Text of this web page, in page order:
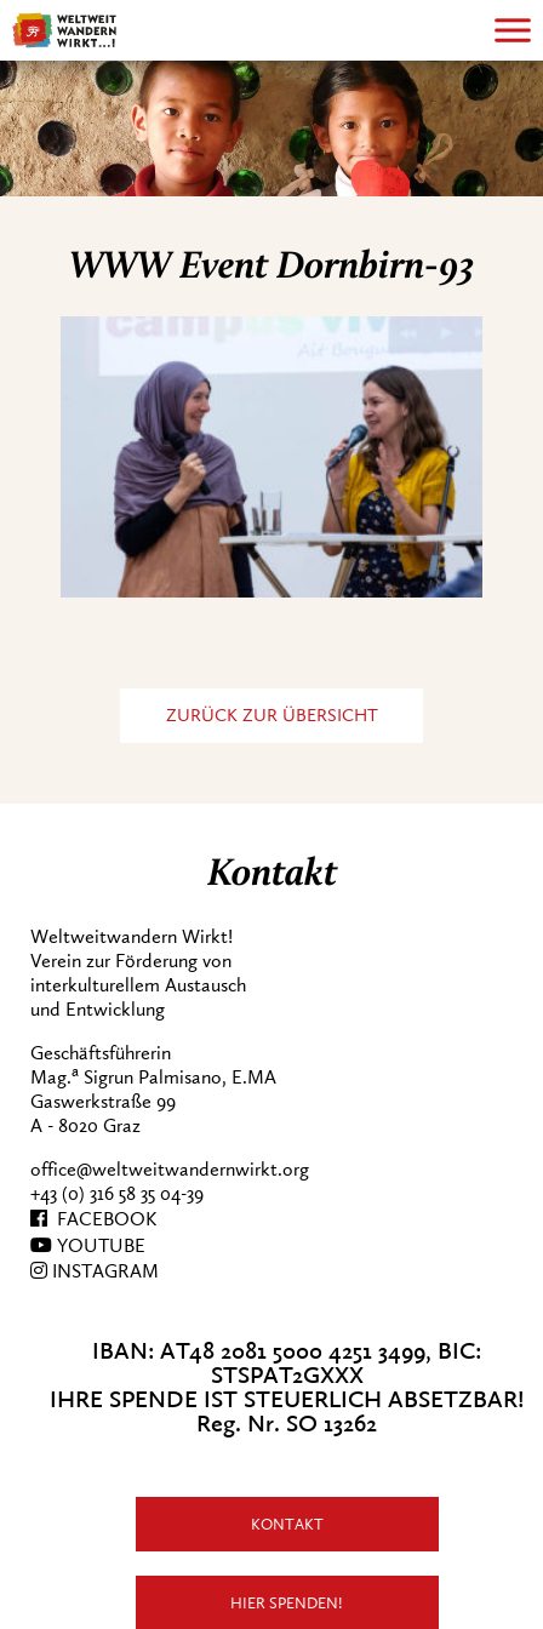
WWW Event Dornbirn-93
ZURÜCK ZUR ÜBERSICHT
Kontakt
Weltweitwandern Wirkt!
Verein zur Förderung von
interkulturellem Austausch
und Entwicklung
Geschäftsführerin
Mag.a Sigrun Palmisano, E.MA
Gaswerkstraße 99
A - 8020 Graz
office@weltweitwandernwirkt.org
+43 (0) 316 58 35 04-39
FACEBOOK
YOUTUBE
INSTAGRAM
IBAN: AT48 2081 5000 4251 3499, BIC:
STSPAT2GXXX
IHRE SPENDE IST STEUERLICH ABSETZBAR!
Reg. Nr. SO 13262
KONTAKT
HIER SPENDEN!